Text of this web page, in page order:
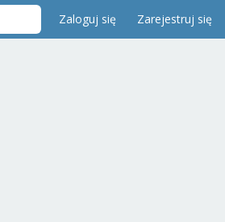
Zaloguj się Zarejestruj się